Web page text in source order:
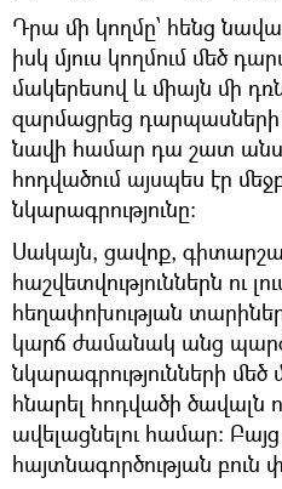
Դրա մի կողմը՝ հենց
իսկ մյուս կողմում մեծ
մակերեսով և միայն մի
զարմացրեց դարպասների
նավի համար դա շատ
հոդվածում այսպես էր
նկարագրությունը։
Սակայն, ցավոք,
հաշվետվություններն ու
հեղափոխության
կարճ ժամանակ անց
նկարագրությունների
հնարել հոդվածի ծավալն
ավելացնելու համար։
հայտնագործության բուն